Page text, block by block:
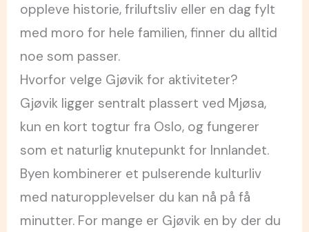
oppleve historie, friluftsliv eller en dag fylt
med moro for hele familien, finner du alltid
noe som passer.
Hvorfor velge Gjøvik for aktiviteter?
Gjøvik ligger sentralt plassert ved Mjøsa,
kun en kort togtur fra Oslo, og fungerer
som et naturlig knutepunkt for Innlandet.
Byen kombinerer et pulserende kulturliv
med naturopplevelser du kan nå på få
minutter. For mange er Gjøvik en by der du